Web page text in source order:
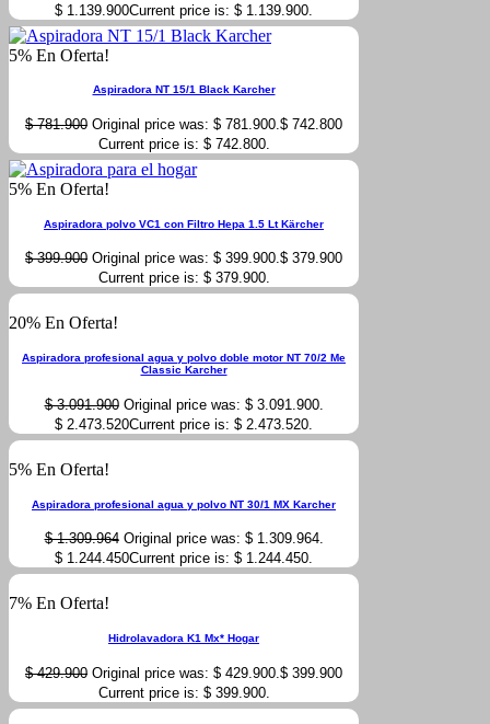
$ 1.139.900Current price is: $ 1.139.900.
5% En Oferta!
Aspiradora NT 15/1 Black Karcher
$781.900 Original price was: $ 781.900.$ 742.800
Current price is: $ 742.800.
5% En Oferta!
Aspiradora polvo VC1 con Filtro Hepa 1.5 Lt Kärcher
$399.900 Original price was: $ 399.900.$ 379.900
Current price is: $ 379.900.
20% En Oferta!
Aspiradora profesional agua y polvo doble motor NT 70/2 Me
Classic Karcher
$3.091.900 Original price was: $ 3.091.900.
$ 2.473.520Current price is: $ 2.473.520.
5% En Oferta!
Aspiradora profesional agua y polvo NT 30/1 MX Karcher
$1.309.964 Original price was: $ 1.309.964.
$ 1.244.450Current price is: $ 1.244.450.
7% En Oferta!
Hidrolavadora K1 Mx* Hogar
$429.900 Original price was: $ 429.900. $ 399.900
Current price is: $ 399.900.